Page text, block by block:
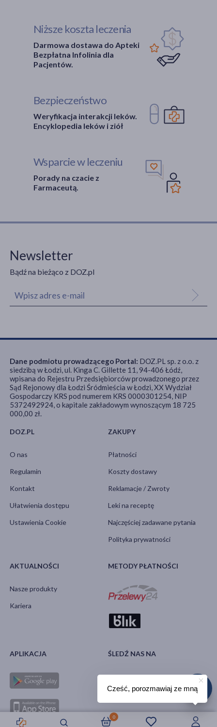
0
Niższe koszta leczenia
Darmowa dostawa do Apteki
Bezpłatna Infolinia dla
Pacjentów.
Bezpieczeństwo
Weryfikacja interakcji leków.
Encyklopedia leków i ziół
Wsparcie w leczeniu
Porady na czacie z
Farmaceutą.
Newsletter
Bądź na bieżąco z DOZ.pl
DOZ.PL
O nas
Regulamin
Kontakt
Ułatwienia dostępu
Ustawienia Cookie
ZAKUPY
Płatności
Koszty dostawy
Reklamacje / Zwroty
Leki na receptę
Najczęściej zadawane pytania
Polityka prywatności
AKTUALNOŚCI
Nasze produkty
Kariera
METODY PŁATNOŚCI
APLIKACJA ŚLEDŹ NAS NA
Dane podmiotu prowadzącego Portal: DOZ.PL sp. z o.o. z
siedzibą w Łodzi, ul. Kinga C. Gillette 11, 94-406 Łódź,
wpisana do Rejestru Przedsiębiorców prowadzonego przez
Sąd Rejonowy dla Łodzi Śródmieścia w Łodzi, XX Wydział
Gospodarczy KRS pod numerem KRS 0000301254, NIP
5372492924, o kapitale zakładowym wynoszącym 18 725
000,00 zł.
Cześć, porozmawiaj ze mną